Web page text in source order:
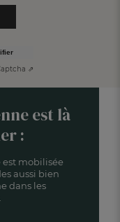
⇗
est là
:
est mobilisée
aussi bien
dans les